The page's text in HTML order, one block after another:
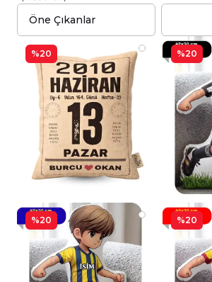
%20 %20
%20 %20